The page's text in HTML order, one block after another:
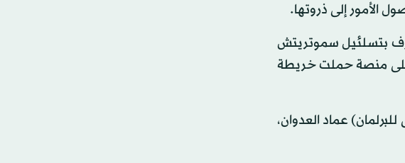
الأمور إلى ذروتها.
بتسلئيل سموتريتش
على منصة حملت خريطة
عماد العدوان،